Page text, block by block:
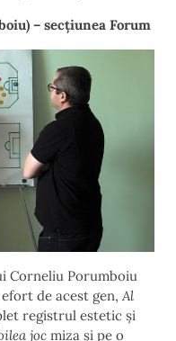
– secțiunea Forum
Corneliu Porumboiu
de acest gen, Al
registrul estetic și
joc miza și pe o